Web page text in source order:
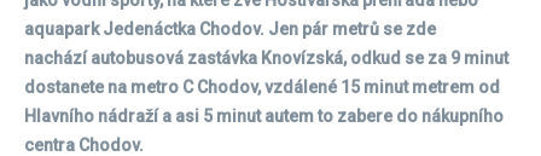
aquapark Jedenáctka Chodov. Jen pár metrů se zde
nachází autobusová zastávka Knovízská, odkud se za 9 minut
dostanete na metro C Chodov, vzdálené 15 minut metrem od
Hlavního nádraží a asi 5 minut autem to zabere do nákupního
centra Chodov.